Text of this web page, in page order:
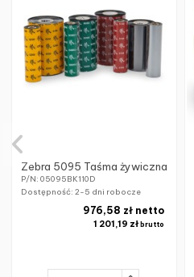
Zebra 5095 Taśma żywiczna
P/N: 05095BK110D
Dostępność: 2-5 dni robocze
1 201,19 złbrutto
976,58 zł netto